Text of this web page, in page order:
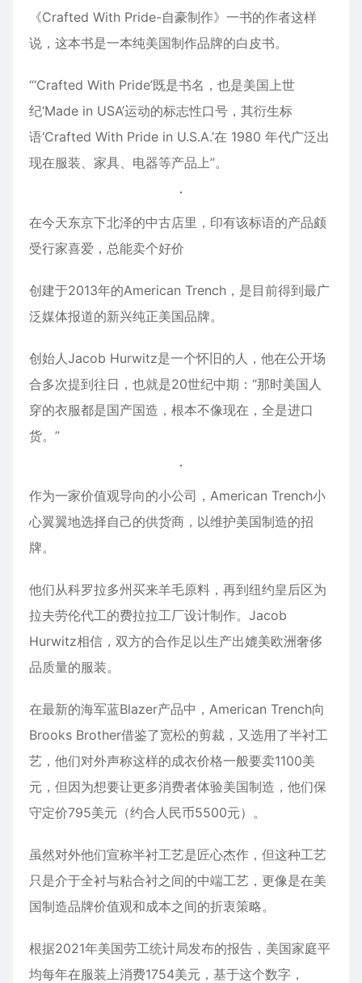
《Crafted With Pride-自豪制作》一书的作者这样
说，这本书是一本纯美国制作品牌的白皮书。
“‘Crafted With Pride’既是书名，也是美国上世
纪‘Made in USA’运动的标志性口号，其衍生标
语‘Crafted With Pride in U.S.A.’在 1980 年代广泛出
现在服装、家具、电器等产品上”。
在今天东京下北泽的中古店里，印有该标语的产品颇
受行家喜爱，总能卖个好价
创建于2013年的American Trench，是目前得到最广
泛媒体报道的新兴纯正美国品牌。
创始人Jacob Hurwitz是一个怀旧的人，他在公开场
合多次提到往日，也就是20世纪中期：“那时美国人
穿的衣服都是国产国造，根本不像现在，全是进口
货。”
作为一家价值观导向的小公司，American Trench小
心翼翼地选择自己的供货商，以维护美国制造的招
牌。
他们从科罗拉多州买来羊毛原料，再到纽约皇后区为
拉夫劳伦代工的费拉拉工厂设计制作。Jacob
Hurwitz相信，双方的合作足以生产出媲美欧洲奢侈
品质量的服装。
在最新的海军蓝Blazer产品中，American Trench向
Brooks Brother借鉴了宽松的剪裁，又选用了半衬工
艺，他们对外声称这样的成衣价格一般要卖1100美
元，但因为想要让更多消费者体验美国制造，他们保
守定价795美元（约合人民币5500元）。
虽然对外他们宣称半衬工艺是匠心杰作，但这种工艺
只是介于全衬与粘合衬之间的中端工艺，更像是在美
国制造品牌价值观和成本之间的折衷策略。
根据2021年美国劳工统计局发布的报告，美国家庭平
均每年在服装上消费1754美元，基于这个数字，